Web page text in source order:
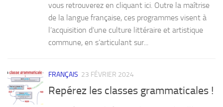
vous retrouverez en cliquant ici. Outre la maîtrise
de la langue française, ces programmes visent à
l’acquisition d’une culture littéraire et artistique
commune, en s’articulant sur...
FRANÇAIS 23 FÉVRIER 2024
Repérez les classes grammaticales !